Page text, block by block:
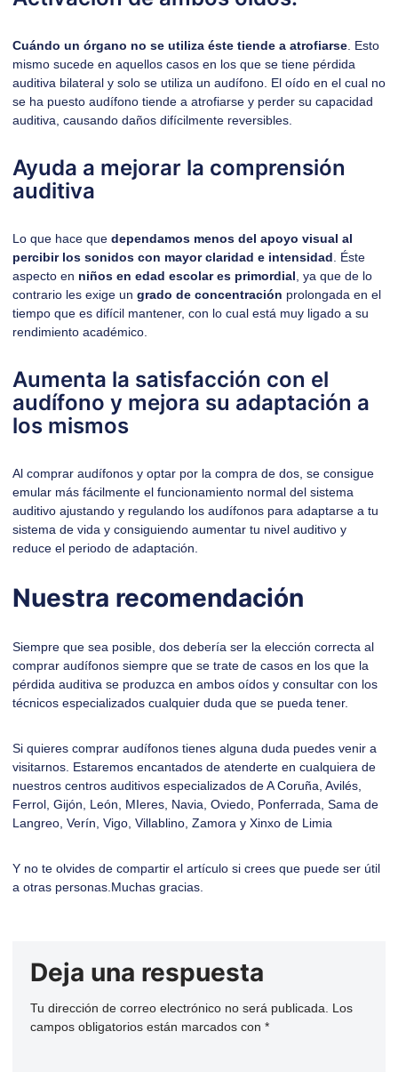
Cuándo un órgano no se utiliza éste tiende a atrofiarse . Esto
mismo sucede en aquellos casos en los que se tiene pérdida
auditiva bilateral y solo se utiliza un audífono. El oído en el cual no
se ha puesto audífono tiende a atrofiarse y perder su capacidad
auditiva, causando daños difícilmente reversibles.
Ayuda a mejorar la comprensión
auditiva
Lo que hace que dependamos menos del apoyo visual al
percibir los sonidos con mayor claridad e intensidad . Éste
aspecto en niños en edad escolar es primordial , ya que de lo
contrario les exige un grado de concentración prolongada en el
tiempo que es difícil mantener, con lo cual está muy ligado a su
rendimiento académico.
Aumenta la satisfacción con el
audífono y mejora su adaptación a
los mismos
Al comprar audífonos y optar por la compra de dos, se consigue
emular más fácilmente el funcionamiento normal del sistema
auditivo ajustando y regulando los audífonos para adaptarse a tu
sistema de vida y consiguiendo aumentar tu nivel auditivo y
reduce el periodo de adaptación.
Nuestra recomendación
Siempre que sea posible, dos debería ser la elección correcta al
comprar audífonos siempre que se trate de casos en los que la
pérdida auditiva se produzca en ambos oídos y consultar con los
técnicos especializados cualquier duda que se pueda tener.
Si quieres comprar audífonos tienes alguna duda puedes venir a
visitarnos . Estaremos encantados de atenderte en cualquiera de
nuestros centros auditivos especializados de A Coruña, Avilés,
Ferrol, Gijón, León, MIeres, Navia, Oviedo, Ponferrada, Sama de
Langreo, Verín, Vigo, Villablino, Zamora y Xinxo de Limia
Y no te olvides de compartir el artículo si crees que puede ser útil
a otras personas.Muchas gracias.
Deja una respuesta
Tu dirección de correo electrónico no será publicada.
Los
campos obligatorios están marcados con *